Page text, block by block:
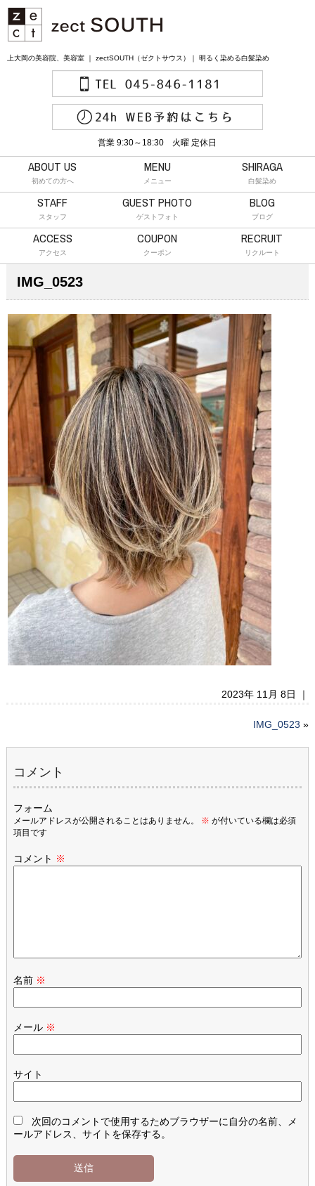
上大岡の美容院、美容室 ｜ zectSOUTH（ゼクトサウス）｜ 明るく染める白髪染め
営業 9:30～18:30 火曜 定休日
ABOUT US
初めての方へ
MENU
メニュー
SHIRAGA
白髪染め
STAFF
スタッフ
GUEST PHOTO
ゲストフォト
BLOG
ブログ
ACCESS
アクセス
COUPON
クーポン
RECRUIT
リクルート
IMG_0523
2023年 11月 8日 ｜
IMG_0523 »
コメント
フォーム
メールアドレスが公開されることはありません。 ※ が付いている欄は必須
項目です
コメント ※
名前 ※
メール ※
サイト
次回のコメントで使用するためブラウザーに自分の名前、メ
ールアドレス、サイトを保存する。